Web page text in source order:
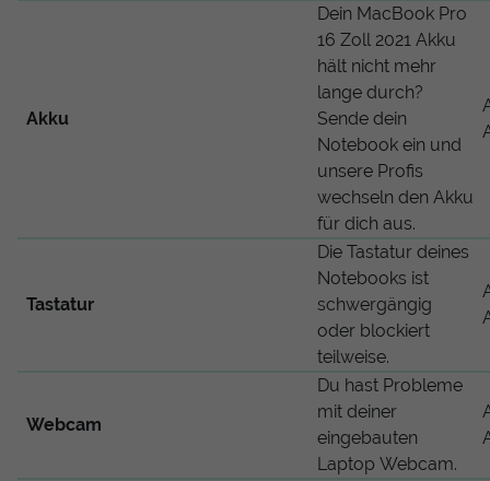
Akku
Dein MacBook Pro
16 Zoll 2021 Akku
hält nicht mehr
lange durch?
Sende dein
Notebook ein und
unsere Profis
wechseln den Akku
für dich aus.
Tastatur
Die Tastatur deines
Notebooks ist
schwergängig
oder blockiert
teilweise.
Webcam
Du hast Probleme
mit deiner
eingebauten
Laptop Webcam.